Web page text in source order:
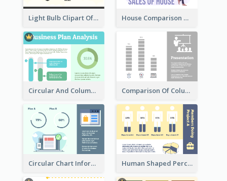
Light Bulb Clipart Of New Ideas House Comparison With Information
Circular And Column Information Comparison Of Column Clipart
Circular Chart Information Comparison Human Shaped Percentage